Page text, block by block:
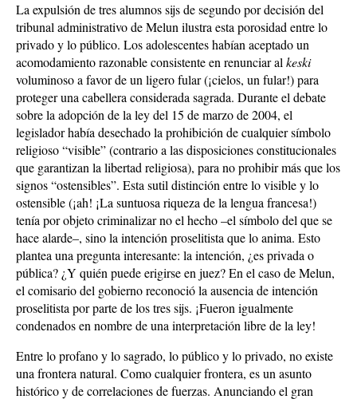
La expulsión de tres alumnos sijs de segundo por decisión del
tribunal administrativo de Melun ilustra esta porosidad entre lo
privado y lo público. Los adolescentes habían aceptado un
acomodamiento razonable consistente en renunciar al keski
voluminoso a favor de un ligero fular (¡cielos, un fular!) para
proteger una cabellera considerada sagrada. Durante el debate
sobre la adopción de la ley del 15 de marzo de 2004, el
legislador había desechado la prohibición de cualquier símbolo
religioso “visible” (contrario a las disposiciones constitucionales
que garantizan la libertad religiosa), para no prohibir más que los
signos “ostensibles”. Esta sutil distinción entre lo visible y lo
ostensible (¡ah! ¡La suntuosa riqueza de la lengua francesa!)
tenía por objeto criminalizar no el hecho –el símbolo del que se
hace alarde–, sino la intención proselitista que lo anima. Esto
plantea una pregunta interesante: la intención, ¿es privada o
pública? ¿Y quién puede erigirse en juez? En el caso de Melun,
el comisario del gobierno reconoció la ausencia de intención
proselitista por parte de los tres sijs. ¡Fueron igualmente
condenados en nombre de una interpretación libre de la ley!
Entre lo profano y lo sagrado, lo público y lo privado, no existe
una frontera natural. Como cualquier frontera, es un asunto
histórico y de correlaciones de fuerzas. Anunciando el gran